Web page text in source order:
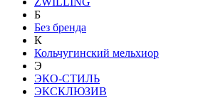
Б
Без бренда
К
Кольчугинский мельхиор
Э
ЭКО-СТИЛЬ
ЭКСКЛЮЗИВ